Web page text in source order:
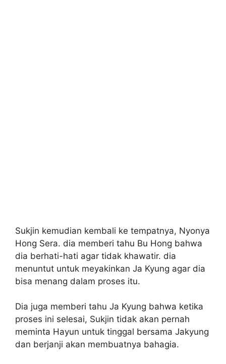
Sukjin kemudian kembali ke tempatnya, Nyonya
Hong Sera. dia memberi tahu Bu Hong bahwa
dia berhati-hati agar tidak khawatir. dia
menuntut untuk meyakinkan Ja Kyung agar dia
bisa menang dalam proses itu.
Dia juga memberi tahu Ja Kyung bahwa ketika
proses ini selesai, Sukjin tidak akan pernah
meminta Hayun untuk tinggal bersama Jakyung
dan berjanji akan membuatnya bahagia.